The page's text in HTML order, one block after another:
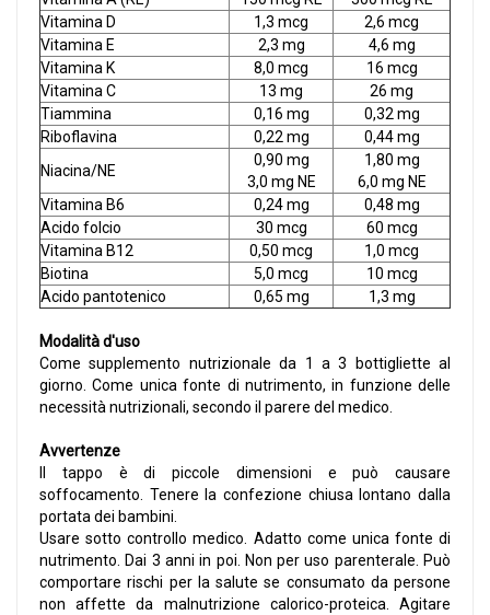
Vitamina D
1,3 mcg
2,6 mcg
Vitamina E
2,3 mg
4,6 mg
Vitamina K
8,0 mcg
16 mcg
Vitamina C
13 mg
26 mg
Tiammina
0,16 mg
0,32 mg
Riboflavina
0,22 mg
0,44 mg
Niacina/NE
0,90 mg
3,0 mg NE
1,80 mg
6,0 mg NE
Vitamina B6
0,24 mg
0,48 mg
Acido folcio
30 mcg
60 mcg
Vitamina B12
0,50 mcg
1,0 mcg
Biotina
5,0 mcg
10 mcg
Acido pantotenico
0,65 mg 1,3 mg
Modalità d'uso
Come supplemento nutrizionale da 1 a 3 bottigliette al
giorno. Come unica fonte di nutrimento, in funzione delle
necessità nutrizionali, secondo il parere del medico.
Avvertenze
Il tappo è di piccole dimensioni e può causare
soffocamento. Tenere la confezione chiusa lontano dalla
portata dei bambini.
Usare sotto controllo medico. Adatto come unica fonte di
nutrimento. Dai 3 anni in poi. Non per uso parenterale. Può
comportare rischi per la salute se consumato da persone
non affette da malnutrizione calorico-proteica. Agitare